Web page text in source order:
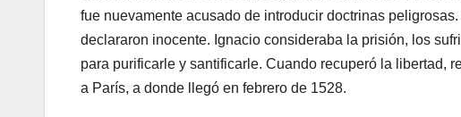
fue nuevamente acusado de introducir doctrinas
declararon inocente. Ignacio consideraba la prisión, los
para purificarle y santificarle. Cuando recuperó la libertad,
a París, a donde llegó en febrero de 1528.